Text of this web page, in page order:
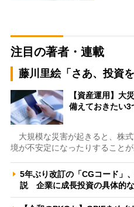
注目の著者・連載
藤川里絵「さあ、投資
【資産運用】大
備えておきたい
大規模な災害が起きると、株
境が不安定になったりすること
5年ぶり改訂の「CGコード」
説 企業に成長投資の具体的